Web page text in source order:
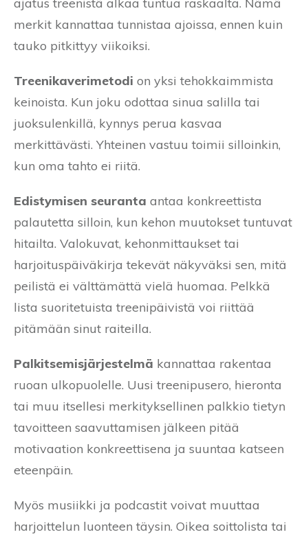
merkit kannattaa tunnistaa ajoissa, ennen kuin
tauko pitkittyy viikoiksi.
Treenikaverimetodi on yksi tehokkaimmista
keinoista. Kun joku odottaa sinua salilla tai
juoksulenkillä, kynnys perua kasvaa
merkittävästi. Yhteinen vastuu toimii silloinkin,
kun oma tahto ei riitä.
Edistymisen seuranta antaa konkreettista
palautetta silloin, kun kehon muutokset tuntuvat
hitailta. Valokuvat, kehonmittaukset tai
harjoituspäiväkirja tekevät näkyväksi sen, mitä
peilistä ei välttämättä vielä huomaa. Pelkkä
lista suoritetuista treenipäivistä voi riittää
pitämään sinut raiteilla.
Palkitsemisjärjestelmä kannattaa rakentaa
ruoan ulkopuolelle. Uusi treenipusero, hieronta
tai muu itsellesi merkityksellinen palkkio tietyn
tavoitteen saavuttamisen jälkeen pitää
motivaation konkreettisena ja suuntaa katseen
eteenpäin.
Myös musiikki ja podcastit voivat muuttaa
harjoittelun luonteen täysin. Oikea soittolista tai